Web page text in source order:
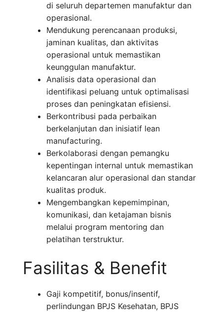
di seluruh departemen manufaktur dan
operasional.
Mendukung perencanaan produksi,
jaminan kualitas, dan aktivitas
operasional untuk memastikan
keunggulan manufaktur.
Analisis data operasional dan
identifikasi peluang untuk optimalisasi
proses dan peningkatan efisiensi.
Berkontribusi pada perbaikan
berkelanjutan dan inisiatif lean
manufacturing.
Berkolaborasi dengan pemangku
kepentingan internal untuk memastikan
kelancaran alur operasional dan standar
kualitas produk.
Mengembangkan kepemimpinan,
komunikasi, dan ketajaman bisnis
melalui program mentoring dan
pelatihan terstruktur.
Fasilitas & Benefit
Gaji kompetitif, bonus/insentif,
perlindungan BPJS Kesehatan, BPJS